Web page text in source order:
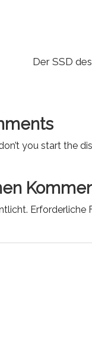
Der SSD
you start the
Erforderliche